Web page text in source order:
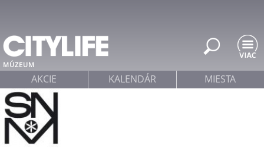
MÚZEUM
AKCIE KALENDÁR MIESTA